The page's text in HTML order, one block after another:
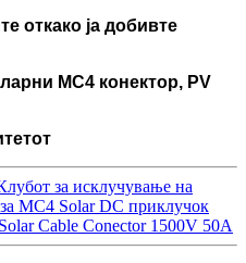
откако ја добивте
MC4 конектор, PV
за исклучување на
MC4 Solar DC приклучок
Cable Conector 1500V 50A